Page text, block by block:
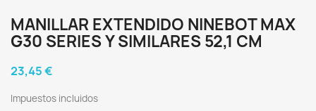
MANILLAR EXTENDIDO NINEBOT MAX
G30 SERIES Y SIMILARES 52,1 CM
23,45 €
Impuestos incluidos